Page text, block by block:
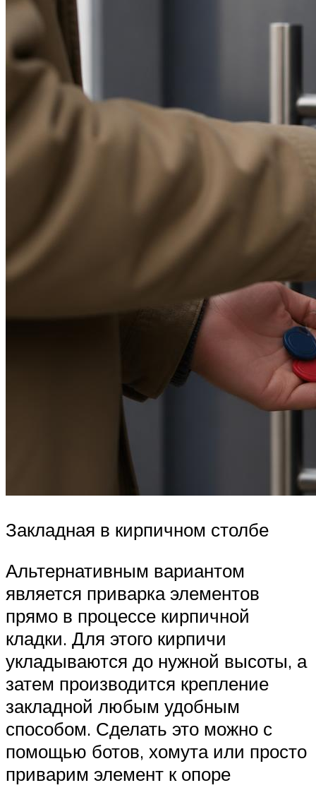
Закладная в кирпичном столбе
Альтернативным вариантом
является приварка элементов
прямо в процессе кирпичной
кладки. Для этого кирпичи
укладываются до нужной высоты, а
затем производится крепление
закладной любым удобным
способом. Сделать это можно с
помощью ботов, хомута или просто
приварим элемент к опоре